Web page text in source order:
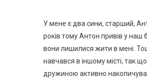
У мене є два сини, старший,
років тому Антон привів у наш
вони лишилися жити в мені.
навчався в іншому місті, так
дружиною активно